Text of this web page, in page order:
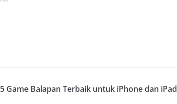
5 Game Balapan Terbaik untuk iPhone dan iPad